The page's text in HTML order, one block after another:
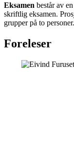
Eksamen består av
skriftlig eksamen.
grupper på to personer.
Foreleser